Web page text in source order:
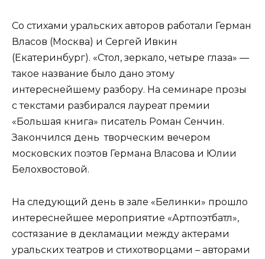
Со стихами уральских авторов работали Герман
Власов (Москва) и Сергей Ивкин
(Екатеринбург). «Стол, зеркало, четыре глаза» —
такое название было дано этому
интереснейшему разбору. На семинаре прозы
с текстами разбирался лауреат премии
«Большая книга» писатель Роман Сенчин.
Закончился день творческим вечером
московских поэтов Германа Власова и Юлии
Белохвостовой.
На следующий день в зале «Белинки» прошло
интереснейшее мероприятие «Артпоэтбатл»,
состязание в декламации между актерами
уральских театров и стихотворцами – авторами